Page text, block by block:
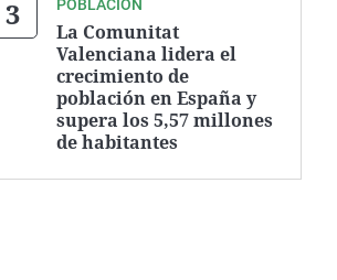
POBLACIÓN
La Comunitat
Valenciana lidera el
crecimiento de
población en España y
supera los 5,57 millones
de habitantes